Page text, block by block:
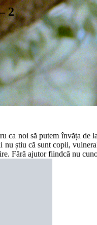
2
noi să putem învăța de
știu că sunt copii,
Fără ajutor fiindcă nu